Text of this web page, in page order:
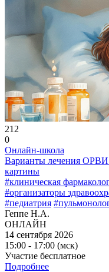
212
0
Онлайн-школа
Варианты лечения ОРВИ
картины
#клиническая
#организаторы
#педиатрия
Геппе Н.А.
ОНЛАЙН
14 сентября 2026
15:00 - 17:00 (мск)
Участие бесплатное
Подробнее